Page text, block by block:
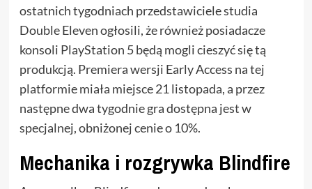
ostatnich tygodniach przedstawiciele studia
Double Eleven ogłosili, że również posiadacze
konsoli PlayStation 5 będą mogli cieszyć się tą
produkcją. Premiera wersji Early Access na tej
platformie miała miejsce 21 listopada, a przez
następne dwa tygodnie gra dostępna jest w
specjalnej, obniżonej cenie o 10%.
Mechanika i rozgrywka Blindfire